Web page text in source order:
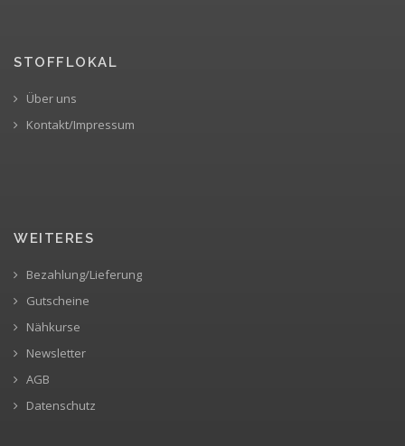
STOFFLOKAL
Über uns
Kontakt/Impressum
WEITERES
Bezahlung/Lieferung
Gutscheine
Nähkurse
Newsletter
AGB
Datenschutz